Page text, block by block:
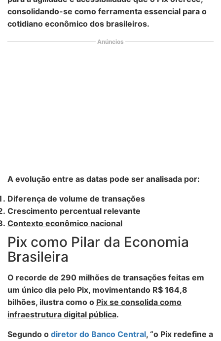
consolidando-se como ferramenta essencial para o
cotidiano econômico dos brasileiros.
Anúncios
A evolução entre as datas pode ser analisada por:
Diferença de volume de transações
Crescimento percentual relevante
Contexto econômico nacional
Pix como Pilar da Economia
Brasileira
O recorde de 290 milhões de transações feitas em
um único dia pelo Pix, movimentando R$ 164,8
bilhões, ilustra como o Pix se consolida como
infraestrutura digital pública.
Segundo o diretor do Banco Central, “o Pix redefine a